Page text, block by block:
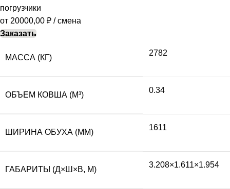
погрузчики
от 20000,00 ₽ / смена
Заказать
МАССА (КГ)
2782
ОБЪЕМ КОВША (М³)
0.34
ШИРИНА ОБУХА (ММ)
1611
ГАБАРИТЫ (Д×Ш×В, М)
3.208×1.611×1.954